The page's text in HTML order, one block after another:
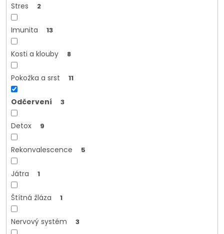
Stres 2
Imunita 13
Kosti a klouby 8
Pokožka a srst 11
Odčervení 3
Detox 9
Rekonvalescence 5
Játra 1
Štítná žláza 1
Nervový systém 3